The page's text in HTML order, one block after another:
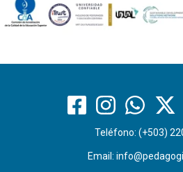
Teléfono: (+503)
Email: